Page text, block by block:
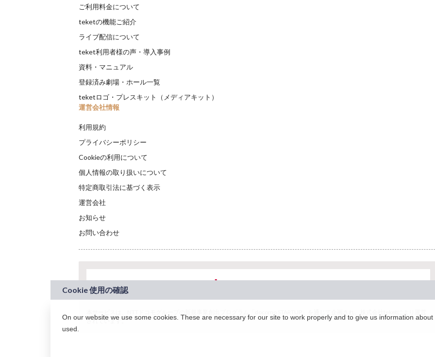
ご利用料金について
teketの機能ご紹介
ライブ配信について
teket利用者様の声・導入事例
資料・マニュアル
登録済み劇場・ホール一覧
teketロゴ・プレスキット（メディアキット）
運営会社情報
利用規約
プライバシーポリシー
Cookieの利用について
個人情報の取り扱いについて
特定商取引法に基づく表示
運営会社
お知らせ
お問い合わせ
されています。
On our website we use some cookies. These are necessary for our site to work properly and to give us information
used.